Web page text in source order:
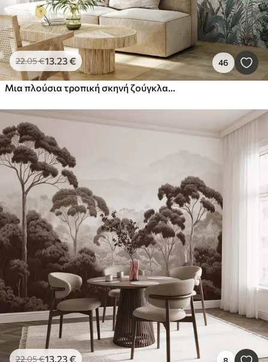
22.05€13.23€ 46
Μια πλούσια τροπική σκηνή ζούγκλας με διάφορους φοίνικες, μεγάλα φύλλα και πολύχρωμα λουλούδια στο προσκήνιο
22.05€13.23€